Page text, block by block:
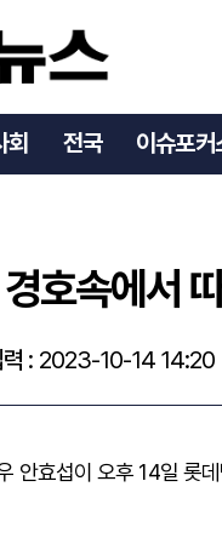
회 전국 이슈포커
안효섭, 특급 경호속
호속에서
: 2023-10-14 14:20
안효섭이 오후 14일 롯